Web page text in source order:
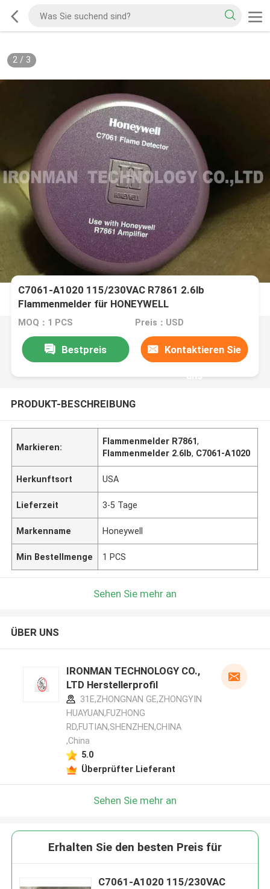
2/ 3
C7061-A1020 115/230VAC R7861 2.6lb
Flammenmelder für HONEYWELL
MOQ：1 PCS Preis：USD
Bestpreis Kontaktieren Sie
uns
PRODUKT-BESCHREIBUNG
Markieren:
Flammenmelder R7861,
Flammenmelder 2.6lb, C7061-A1020
Herkunftsort USA
Lieferzeit 3-5 Tage
Markenname Honeywell
Min Bestellmenge 1 PCS
Sehen Sie mehr an
ÜBER UNS
IRONMAN TECHNOLOGY CO.,
LTD Herstellerprofil
31E,ZHONGNAN GE,ZHONGYIN
HUAYUAN,FUZHONG
RD,FUTIAN,SHENZHEN,CHINA
,China
5.0
Überprüfter Lieferant
Sehen Sie mehr an
Erhalten Sie den besten Preis für
C7061-A1020 115/230VAC